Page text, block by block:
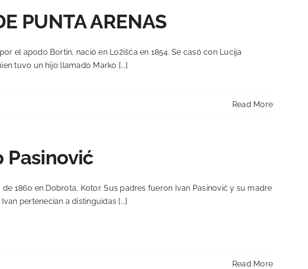
PUNTA ARENAS
el apodo Bortin, nació en Ložišća en 1854. Se casó con Lucija
tuvo un hijo llamado Marko [...]
Read More
Pasinović
1860 en Dobrota, Kotor. Sus padres fueron Ivan Pasinović y su madre
pertenecían a distinguidas [...]
Read More